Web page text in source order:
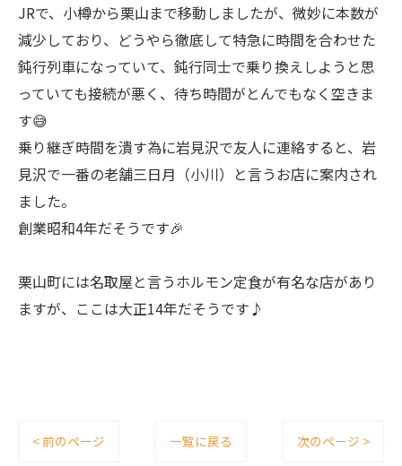
JRで、小樽から栗山まで移動しましたが、微妙に本数が
減少しており、どうやら徹底して特急に時間を合わせた
鈍行列車になっていて、鈍行同士で乗り換えしようと思
っていても接続が悪く、待ち時間がとんでもなく空きま
す😅
乗り継ぎ時間を潰す為に岩見沢で友人に連絡すると、岩
見沢で一番の老舗三日月（小川）と言うお店に案内され
ました。
創業昭和4年だそうです🎉
栗山町には名取屋と言うホルモン定食が有名な店があり
ますが、ここは大正14年だそうです♪
< 前のページ 一覧に戻る 次のページ >